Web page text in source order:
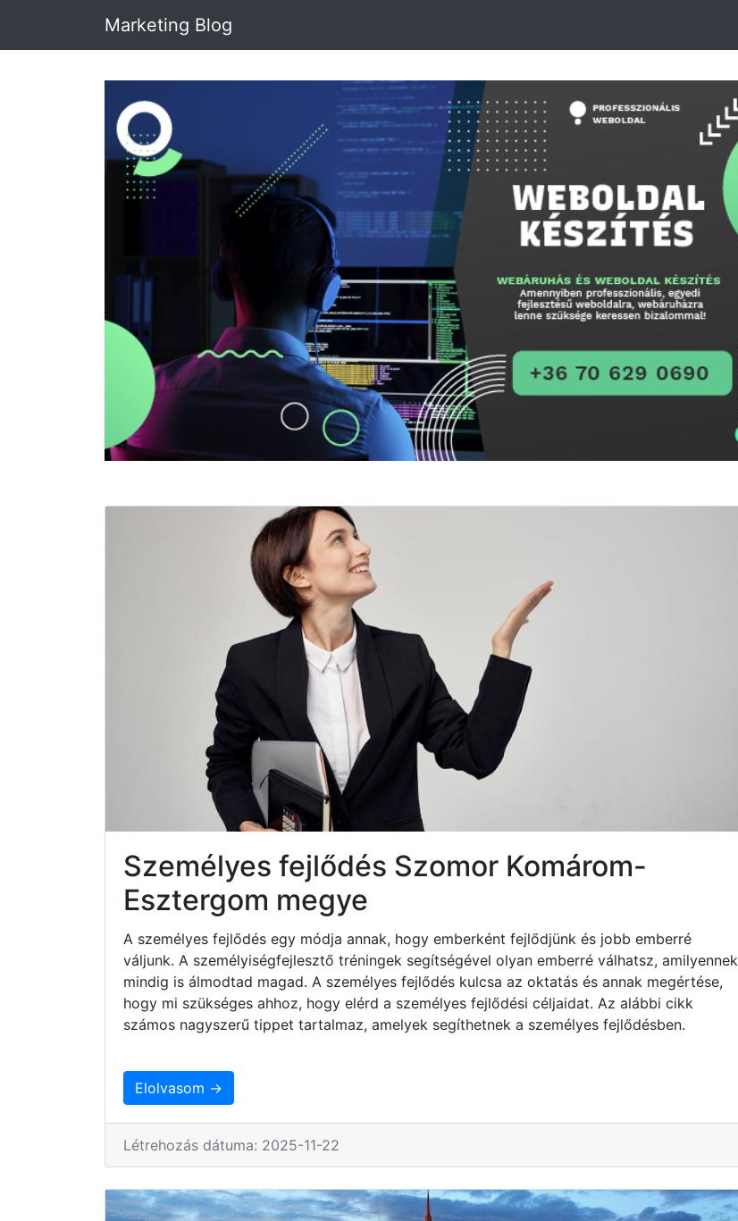
Marketing Blog
Személyes fejlődés Szomor Komárom-
Esztergom megye
A személyes fejlődés egy módja annak, hogy emberként fejlődjünk és jobb emberré
váljunk. A személyiségfejlesztő tréningek segítségével olyan emberré válhatsz, amilyennek
mindig is álmodtad magad. A személyes fejlődés kulcsa az oktatás és annak megértése,
hogy mi szükséges ahhoz, hogy elérd a személyes fejlődési céljaidat. Az alábbi cikk
számos nagyszerű tippet tartalmaz, amelyek segíthetnek a személyes fejlődésben.
Elolvasom →
Létrehozás dátuma: 2025-11-22